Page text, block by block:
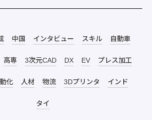
中国 インタビュー スキル 自動車
高専 3次元CAD DX EV プレス加工
化 人材 物流 3Dプリンタ インド
タイ